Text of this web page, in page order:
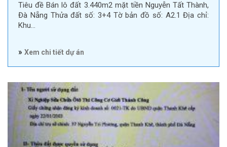
Tiêu đề Bán lô đất 3.440m2 mặt tiền Nguyễn Tất Thành,
Đà Nẵng Thửa đất số: 3+4 Tờ bản đồ số: A2.1 Địa chỉ:
Khu…
» Xem chi tiết dự án